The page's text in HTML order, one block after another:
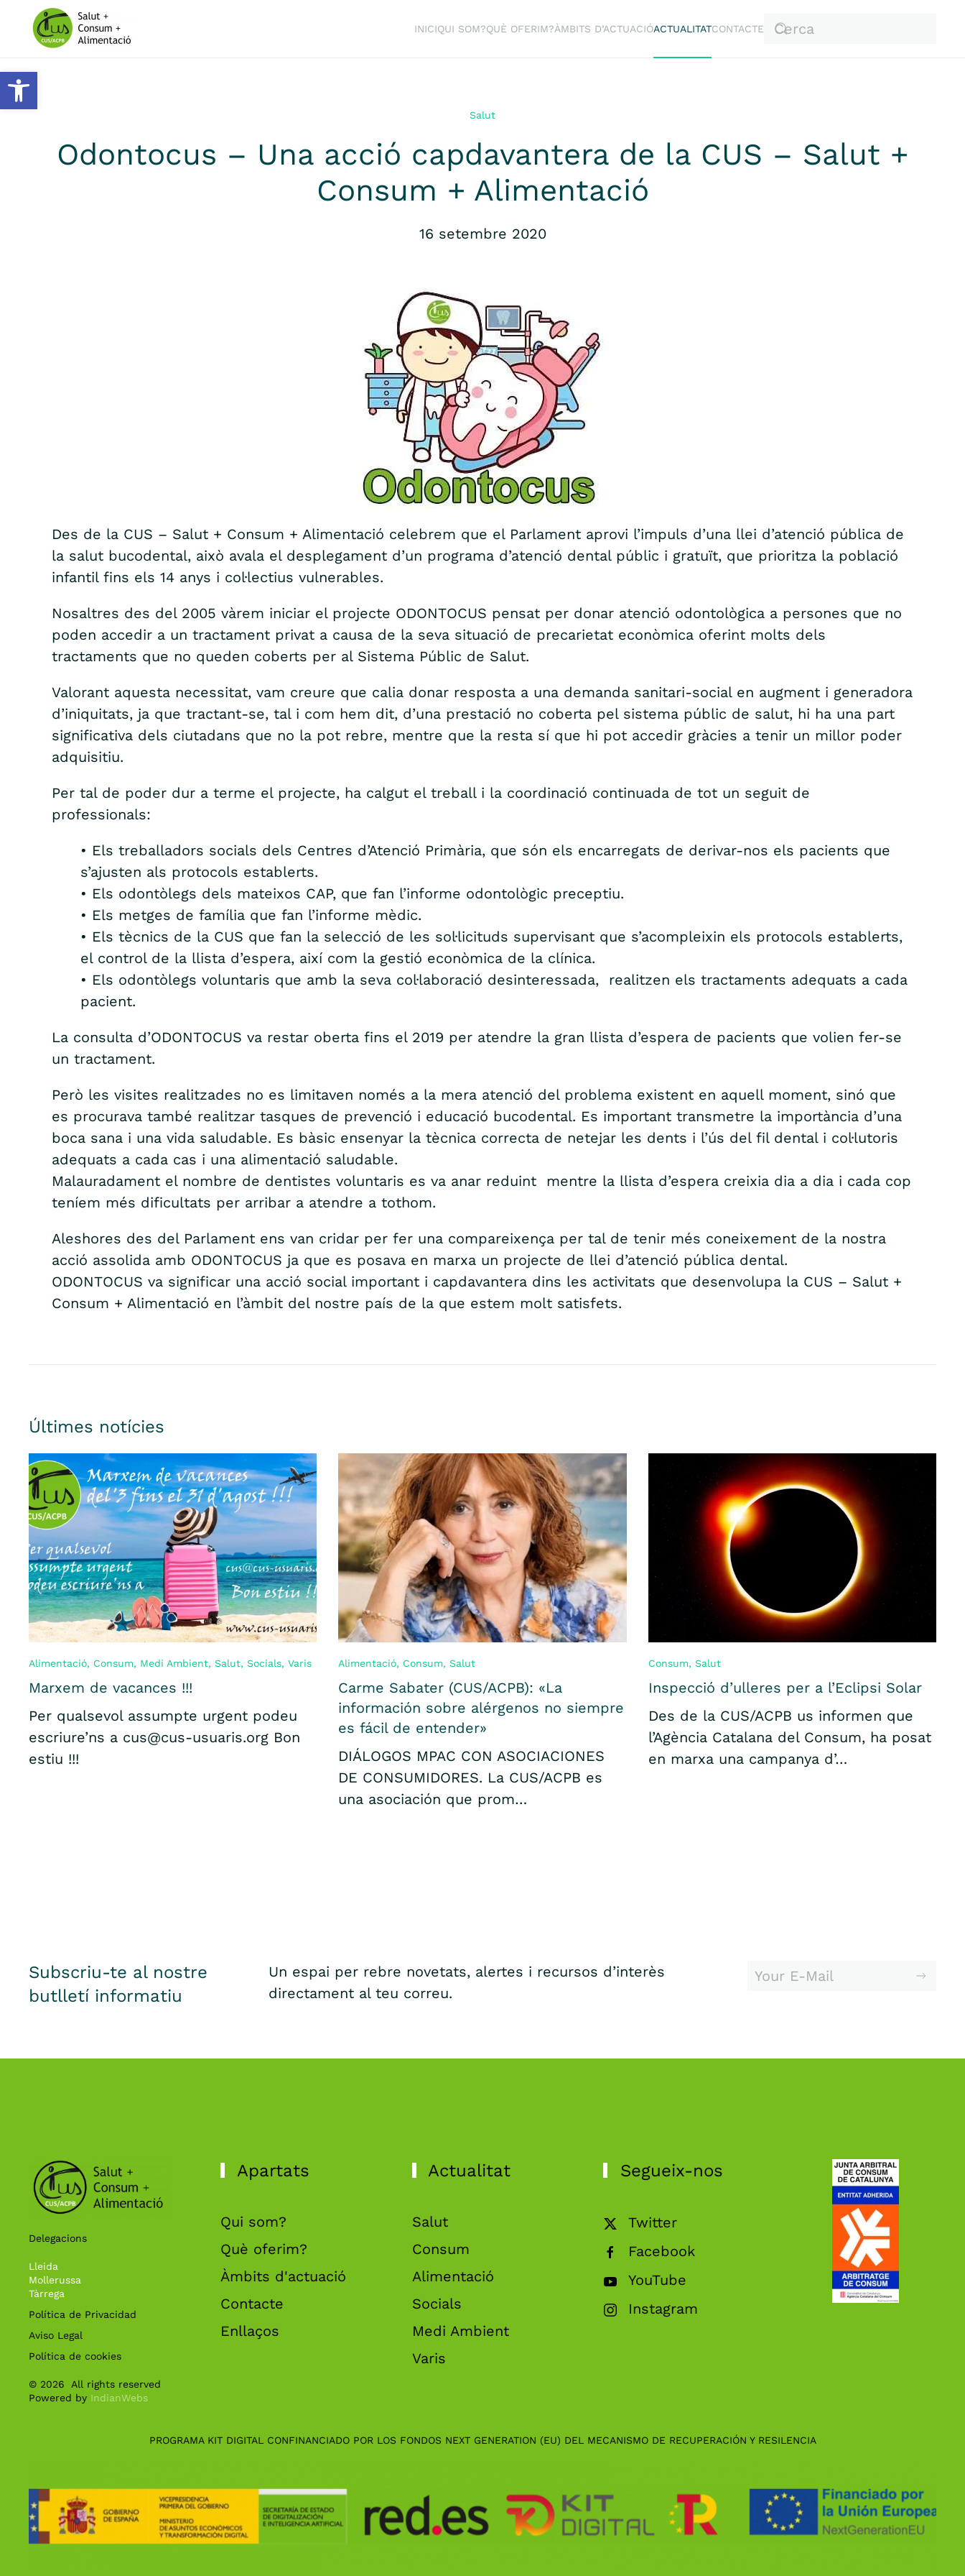
Obre la barra d'eines
Skip to main content
INICIQUI SOM?QUÈ OFERIM?ÀMBITS D’ACTUACIÓACTUALITATCONTACTE
Salut
Odontocus – Una acció capdavantera de la CUS – Salut +
Consum + Alimentació
16 setembre 2020
Des de la CUS – Salut + Consum + Alimentació celebrem que el Parlament aprovi l’impuls d’una llei d’atenció pública de
la salut bucodental, això avala el desplegament d’un programa d’atenció dental públic i gratuït, que prioritza la població
infantil fins els 14 anys i col·lectius vulnerables.
Nosaltres des del 2005 vàrem iniciar el projecte ODONTOCUS pensat per donar atenció odontològica a persones que no
poden accedir a un tractament privat a causa de la seva situació de precarietat econòmica oferint molts dels
tractaments que no queden coberts per al Sistema Públic de Salut.
Valorant aquesta necessitat, vam creure que calia donar resposta a una demanda sanitari-social en augment i generadora
d’iniquitats, ja que tractant-se, tal i com hem dit, d’una prestació no coberta pel sistema públic de salut, hi ha una part
significativa dels ciutadans que no la pot rebre, mentre que la resta sí que hi pot accedir gràcies a tenir un millor poder
adquisitiu.
Per tal de poder dur a terme el projecte, ha calgut el treball i la coordinació continuada de tot un seguit de
professionals:
• Els treballadors socials dels Centres d’Atenció Primària, que són els encarregats de derivar-nos els pacients que
s’ajusten als protocols establerts.
• Els odontòlegs dels mateixos CAP, que fan l’informe odontològic preceptiu.
• Els metges de família que fan l’informe mèdic.
• Els tècnics de la CUS que fan la selecció de les sol·licituds supervisant que s’acompleixin els protocols establerts,
el control de la llista d’espera, així com la gestió econòmica de la clínica.
• Els odontòlegs voluntaris que amb la seva col·laboració desinteressada, realitzen els tractaments adequats a cada
pacient.
La consulta d’ODONTOCUS va restar oberta fins el 2019 per atendre la gran llista d’espera de pacients que volien fer-se
un tractament.
Però les visites realitzades no es limitaven només a la mera atenció del problema existent en aquell moment, sinó que
es procurava també realitzar tasques de prevenció i educació bucodental. Es important transmetre la importància d’una
boca sana i una vida saludable. Es bàsic ensenyar la tècnica correcta de netejar les dents i l’ús del fil dental i col·lutoris
adequats a cada cas i una alimentació saludable.
Malauradament el nombre de dentistes voluntaris es va anar reduint mentre la llista d’espera creixia dia a dia i cada cop
teníem més dificultats per arribar a atendre a tothom.
Aleshores des del Parlament ens van cridar per fer una compareixença per tal de tenir més coneixement de la nostra
acció assolida amb ODONTOCUS ja que es posava en marxa un projecte de llei d’atenció pública dental.
ODONTOCUS va significar una acció social important i capdavantera dins les activitats que desenvolupa la CUS – Salut +
Consum + Alimentació en l’àmbit del nostre país de la que estem molt satisfets.
Últimes notícies
Alimentació, Consum, Medi Ambient, Salut, Socials, Varis
Marxem de vacances !!!
Per qualsevol assumpte urgent podeu
escriure’ns a cus@cus-usuaris.org Bon
estiu !!!
Alimentació, Consum,Salut
Carme Sabater (CUS/ACPB): «La
información sobre alérgenos no siempre
es fácil de entender»
DIÁLOGOS MPAC CON ASOCIACIONES
DE CONSUMIDORES. La CUS/ACPB es
una asociación que prom…
Consum, Salut
Inspecció d’ulleres per a l’Eclipsi Solar
Des de la CUS/ACPB us informen que
l’Agència Catalana del Consum, ha posat
en marxa una campanya d’…
Subscriu-te al nostre
butlletí informatiu
Un espai per rebre novetats, alertes i recursos d’interès
directament al teu correu.
Delegacions
Lleida
Mollerussa
Tàrrega
Política de Privacidad
Aviso Legal
Política de cookies
© 2026 All rights reserved
Powered by IndianWebs
Apartats
Qui som?
Què oferim?
Àmbits d'actuació
Contacte
Enllaços
Actualitat
Salut
Consum
Alimentació
Socials
Medi Ambient
Varis
Segueix-nos
Twitter
Facebook
YouTube
Instagram
PROGRAMA KIT DIGITAL CONFINANCIADO POR LOS FONDOS NEXT GENERATION (EU) DEL MECANISMO DE RECUPERACIÓN Y RESILENCIA